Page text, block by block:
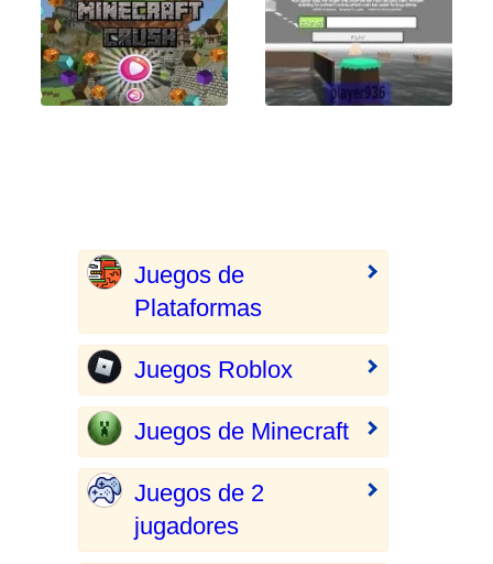
Juegos de
Plataformas
Juegos Roblox
Juegos de Minecraft
Juegos de 2
jugadores